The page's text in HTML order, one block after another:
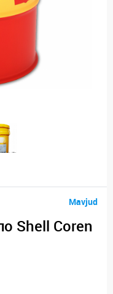
Mavjud
Shell Coren